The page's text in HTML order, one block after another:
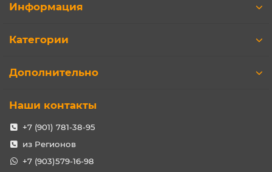
Информация
Категории
Дополнительно
Наши контакты
+7 (901) 781-38-95
из Регионов
+7 (903)579-16-98